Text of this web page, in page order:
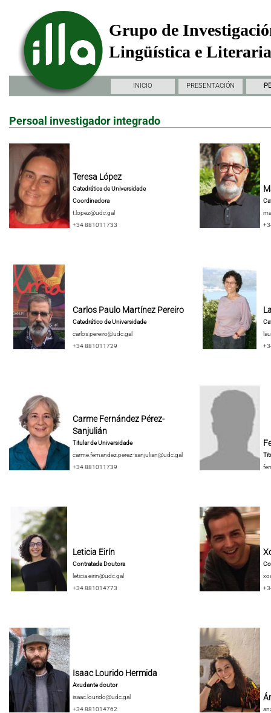
Grupo de
Lingüística e
INICIO PRESENTACIÓN
Persoal investigador integrado
Teresa López
Catedrática de Universidade
Coordinadora
t.lopez@udc.gal
+34 881011733
Carlos Paulo Martínez Pereiro
Catedrático de Universidade
carlos.pereiro@udc.gal
+34 881011729
Carme Fernández Pérez-
Sanjulián
Titular de Universidade
carme.fernandez.perez-sanjulian@udc.gal
+34 881011739
Leticia Eirín
Contratada Doutora
leticia.eirin@udc.gal
+34 881014773
Isaac Lourido Hermida
Axudante doutor
isaac.lourido@udc.gal
+34 881014762